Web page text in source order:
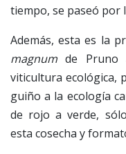
tiempo, se paseó por
Además, esta es la
magnum de Pruno
viticultura ecológica,
guiño a la ecología
de rojo a verde,
esta cosecha y